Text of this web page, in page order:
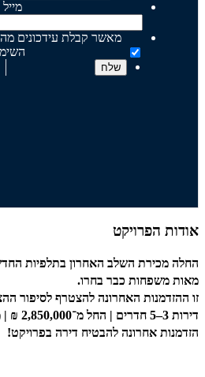
מייל
מאשר קבלת עידכונים
אודות הפרויקט
החלה מכירת השלב האחרון בתלפיות
מאות משפחות כבר בחרו.
זו ההזדמנות האחרונה להצטרף לסיפור
דירות 3–5 חדרים | החל מ־2,850,000 ₪ | מגוון מועדי אכלוס.
הזדמנות אחרונה להבטיח דירה בפרויקט!